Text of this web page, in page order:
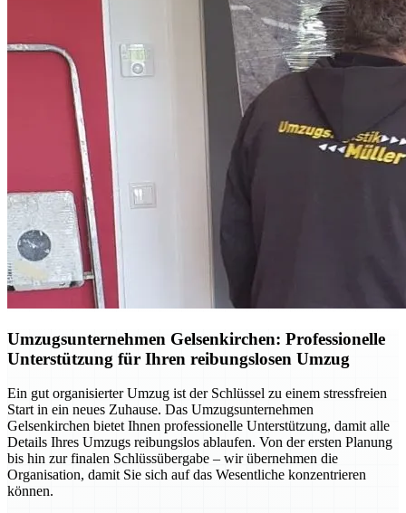
Umzugsunternehmen Gelsenkirchen: Professionelle
Unterstützung für Ihren reibungslosen Umzug
Ein gut organisierter Umzug ist der Schlüssel zu einem stressfreien
Start in ein neues Zuhause. Das Umzugsunternehmen
Gelsenkirchen bietet Ihnen professionelle Unterstützung, damit alle
Details Ihres Umzugs reibungslos ablaufen. Von der ersten Planung
bis hin zur finalen Schlüssübergabe – wir übernehmen die
Organisation, damit Sie sich auf das Wesentliche konzentrieren
können.